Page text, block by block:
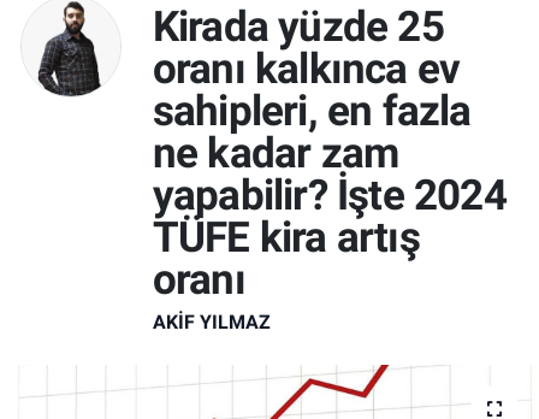
Kirada yüzde 25
oranı kalkınca ev
sahipleri, en fazla
ne kadar zam
yapabilir? İşte 2024
TÜFE kira artış
oranı
AKIF YILMAZ
TEKNOLOJİ
SPOR
EKONOMİ
Trafik Durumu
Süper Lig Puan Durumu ve Fikstür
Tüm Manşetler
Son Dakika Haberleri